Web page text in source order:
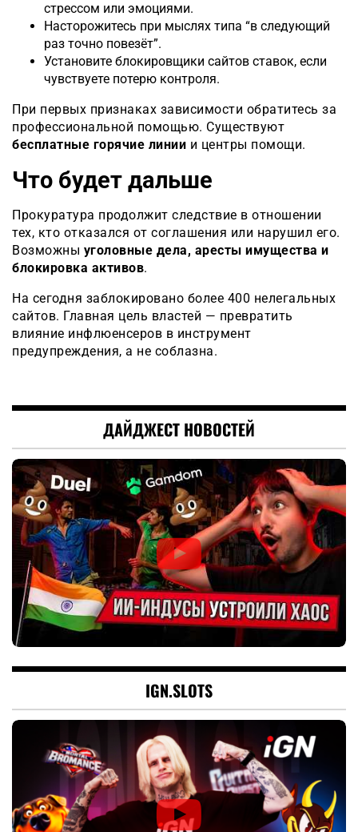
стрессом или эмоциями.
Насторожитесь при мыслях типа “в следующий
раз точно повезёт”.
Установите блокировщики сайтов ставок, если
чувствуете потерю контроля.
При первых признаках зависимости обратитесь за
профессиональной помощью. Существуют
бесплатные горячие линии и центры помощи.
Что будет дальше
Прокуратура продолжит следствие в отношении
тех, кто отказался от соглашения или нарушил его.
Возможны уголовные дела, аресты имущества и
блокировка активов.
На сегодня заблокировано более 400 нелегальных
сайтов. Главная цель властей — превратить
влияние инфлюенсеров в инструмент
предупреждения, а не соблазна.
ДАЙДЖЕСТ НОВОСТЕЙ
IGN.SLOTS